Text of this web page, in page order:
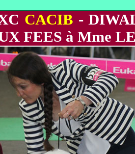
CACIB -
FEES à Mme